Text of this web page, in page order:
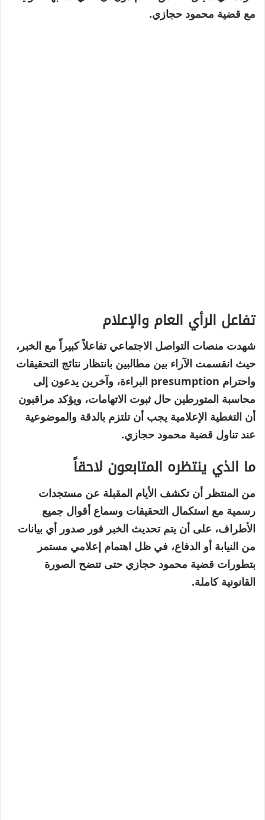
مع قضية محمود حجازي.
تفاعل الرأي العام والإعلام
شهدت منصات التواصل الاجتماعي تفاعلاً كبيراً مع الخبر،
حيث انقسمت الآراء بين مطالبين بانتظار نتائج التحقيقات
واحترام presumption البراءة، وآخرين يدعون إلى
محاسبة المتورطين حال ثبوت الاتهامات، ويؤكد مراقبون
أن التغطية الإعلامية يجب أن تلتزم بالدقة والموضوعية
عند تناول قضية محمود حجازي.
ما الذي ينتظره المتابعون لاحقاً
من المنتظر أن تكشف الأيام المقبلة عن مستجدات
رسمية مع استكمال التحقيقات وسماع أقوال جميع
الأطراف، على أن يتم تحديث الخبر فور صدور أي بيانات
من النيابة أو الدفاع، في ظل اهتمام إعلامي مستمر
بتطورات قضية محمود حجازي حتى تتضح الصورة
القانونية كاملة.